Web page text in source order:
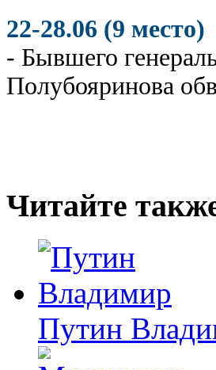
22-28.06 (9 место)
- Бывшего
Полубояринова
Читайте
Путин